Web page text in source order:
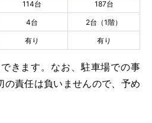
114台 187台
4台 2台（1階）
有り 有り
きます。なお、駐車場での事
の責任は負いませんので、予め